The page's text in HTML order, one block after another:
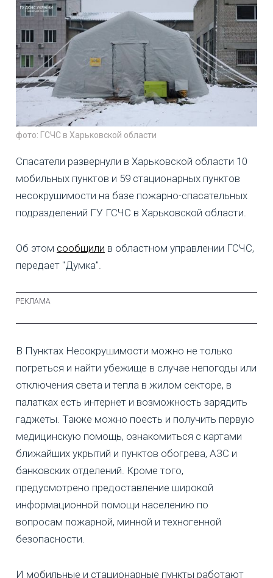
фото: ГСЧС в Харьковской области
Спасатели развернули в Харьковской области 10
мобильных пунктов и 59 стационарных пунктов
несокрушимости на базе пожарно-спасательных
подразделений ГУ ГСЧС в Харьковской области.
Об этом сообщили в областном управлении ГСЧС,
передает "Думка".
В Пунктах Несокрушимости можно не только
погреться и найти убежище в случае непогоды или
отключения света и тепла в жилом секторе, в
палатках есть интернет и возможность зарядить
гаджеты. Также можно поесть и получить первую
медицинскую помощь, ознакомиться с картами
ближайших укрытий и пунктов обогрева, АЗС и
банковских отделений. Кроме того,
предусмотрено предоставление широкой
информационной помощи населению по
вопросам пожарной, минной и техногенной
безопасности.
И мобильные и стационарные пункты работают